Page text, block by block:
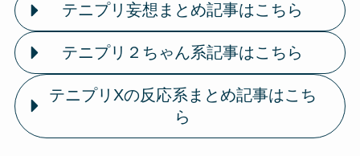
テニプリ妄想まとめ記事はこちら
テニプリ２ちゃん系記事はこちら
テニプリXの反応系まとめ記事はこち
ら